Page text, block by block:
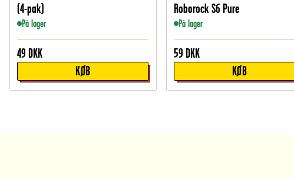
(4-pak)
På lager
49 DKK
KØB
Roborock S6 Pure
På lager
59 DKK
KØB